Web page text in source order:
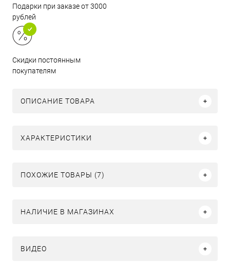
Подарки при заказе от 3000
рублей
Скидки постоянным
покупателям
ОПИСАНИЕ ТОВАРА
ХАРАКТЕРИСТИКИ
ПОХОЖИЕ ТОВАРЫ (7)
НАЛИЧИЕ В МАГАЗИНАХ
ВИДЕО